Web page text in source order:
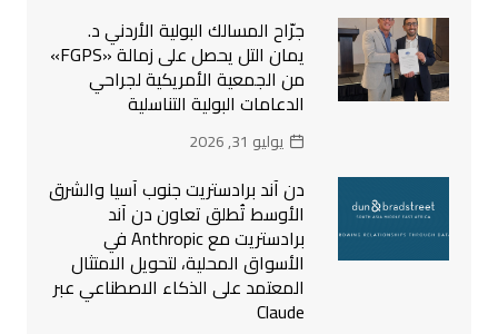
جرّاح المسالك البولية الأردني د.
يمان التل يحصل على زمالة «FGPS»
من الجمعية الأمريكية لجراحي
الدعامات البولية التناسلية
يوليو 31, 2026
دن آند برادستريت جنوب آسيا والشرق
الأوسط تُطلق تعاون دن آند
برادستريت مع Anthropic في
الأسواق المحلية، لتحويل الامتثال
المعتمد على الذكاء الاصطناعي عبر
Claude